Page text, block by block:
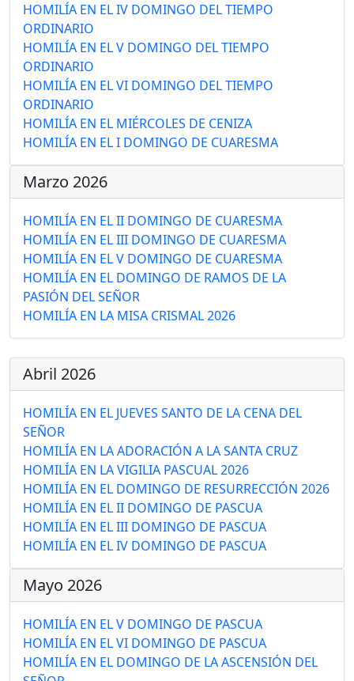
HOMILÍA EN EL IV DOMINGO DEL TIEMPO
ORDINARIO
HOMILÍA EN EL V DOMINGO DEL TIEMPO
ORDINARIO
HOMILÍA EN EL VI DOMINGO DEL TIEMPO
ORDINARIO
HOMILÍA EN EL MIÉRCOLES DE CENIZA
HOMILÍA EN EL I DOMINGO DE CUARESMA
Marzo 2026
HOMILÍA EN EL II DOMINGO DE CUARESMA
HOMILÍA EN EL III DOMINGO DE CUARESMA
HOMILÍA EN EL V DOMINGO DE CUARESMA
HOMILÍA EN EL DOMINGO DE RAMOS DE LA
PASIÓN DEL SEÑOR
HOMILÍA EN LA MISA CRISMAL 2026
Abril 2026
HOMILÍA EN EL JUEVES SANTO DE LA CENA DEL
SEÑOR
HOMILÍA EN LA ADORACIÓN A LA SANTA CRUZ
HOMILÍA EN LA VIGILIA PASCUAL 2026
HOMILÍA EN EL DOMINGO DE RESURRECCIÓN 2026
HOMILÍA EN EL II DOMINGO DE PASCUA
HOMILÍA EN EL III DOMINGO DE PASCUA
HOMILÍA EN EL IV DOMINGO DE PASCUA
Mayo 2026
HOMILÍA EN EL V DOMINGO DE PASCUA
HOMILÍA EN EL VI DOMINGO DE PASCUA
HOMILÍA EN EL DOMINGO DE LA ASCENSIÓN DEL